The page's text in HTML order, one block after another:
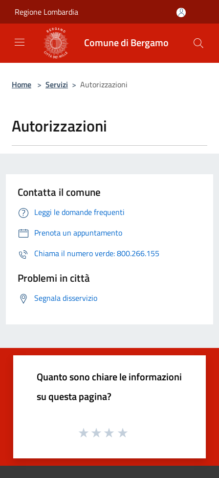
Regione Lombardia
Comune di Bergamo
Home > Servizi > Autorizzazioni
Autorizzazioni
Contatta il comune
Leggi le domande frequenti
Prenota un appuntamento
Chiama il numero verde: 800.266.155
Problemi in città
Segnala disservizio
Quanto sono chiare le informazioni
su questa pagina?